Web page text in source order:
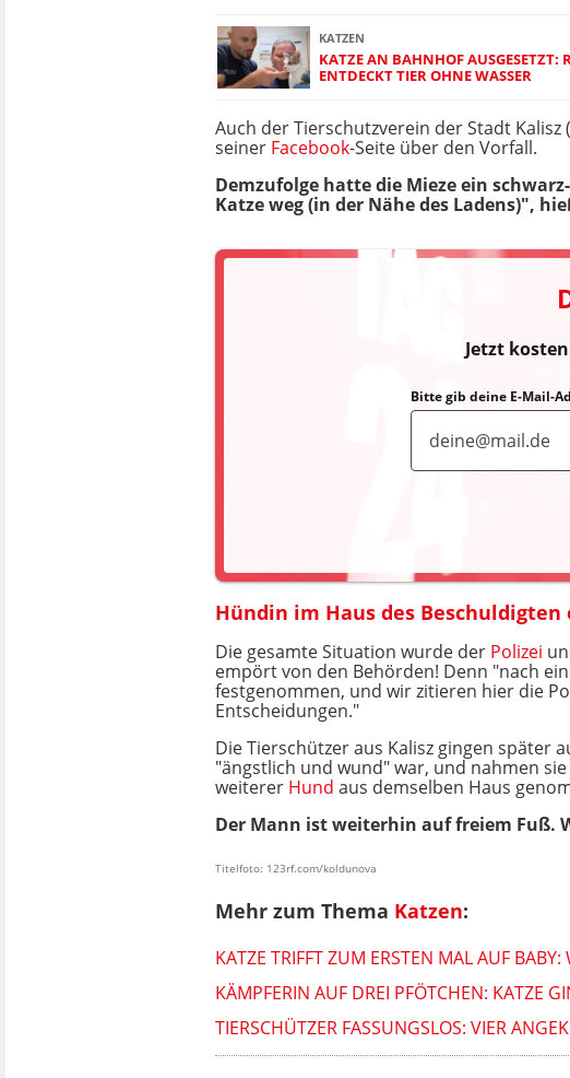
KATZEN
KATZE AN BAHNHOF AUSGESETZT:
ENTDECKT TIER OHNE WASSER
Auch der Tierschutzverein der Stadt
seiner Facebook-Seite über den Vorfall.
Demzufolge hatte die Mieze ein
Katze weg (in der Nähe des Ladens)",
Jetzt
Bitte gib deine E-Mail-
Hündin im Haus des
Die gesamte Situation wurde der Polizei
empört von den Behörden! Denn "nach
festgenommen, und wir zitieren hier die
Entscheidungen."
Die Tierschützer aus Kalisz gingen später
"ängstlich und wund" war, und nahmen
weiterer Hund aus demselben Haus
Der Mann ist weiterhin auf freiem Fuß.
Titelfoto: 123rf.com/koldunova
Mehr zum Thema Katzen:
KATZE TRIFFT ZUM ERSTEN MAL AUF BABY:
KÄMPFERIN AUF DREI PFÖTCHEN: KATZE
TIERSCHÜTZER FASSUNGSLOS: VIER